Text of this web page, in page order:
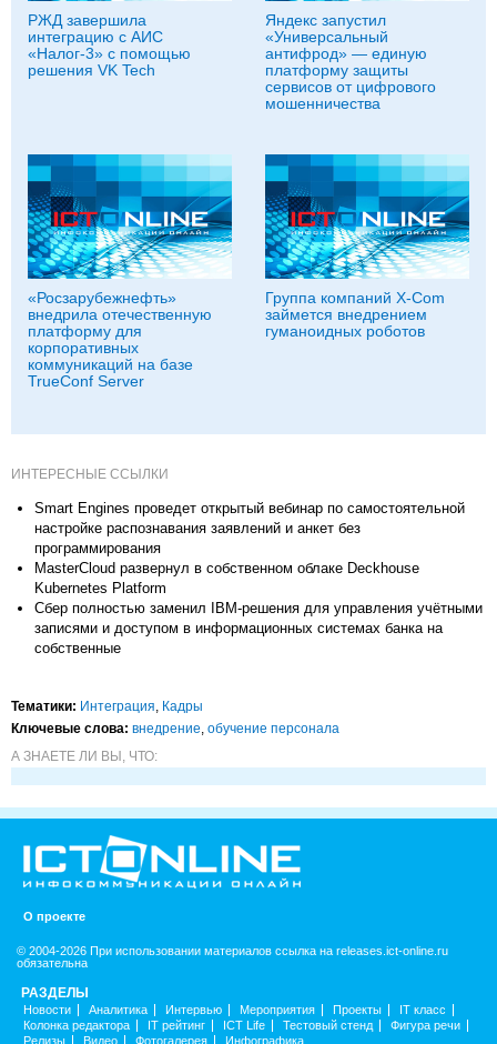
РЖД завершила
интеграцию с АИС
«Налог-3» с помощью
решения VK Tech
Яндекс запустил
«Универсальный
антифрод» — единую
платформу защиты
сервисов от цифрового
мошенничества
«Росзарубежнефть»
внедрила отечественную
платформу для
корпоративных
коммуникаций на базе
TrueConf Server
Группа компаний X-Com
займется внедрением
гуманоидных роботов
ИНТЕРЕСНЫЕ ССЫЛКИ
Smart Engines проведет открытый вебинар по самостоятельной
настройке распознавания заявлений и анкет без
программирования
MasterCloud развернул в собственном облаке Deckhouse
Kubernetes Platform
Сбер полностью заменил IBM-решения для управления учётными
записями и доступом в информационных системах банка на
собственные
Тематики: Интеграция, Кадры
Ключевые слова: внедрение, обучение персонала
А ЗНАЕТЕ ЛИ ВЫ, ЧТО:
О проекте
© 2004-2026 При использовании материалов ссылка на releases.ict-online.ru
обязательна
РАЗДЕЛЫ
Новости Аналитика Интервью Мероприятия Проекты
IT класс
Колонка редактора
IT рейтинг ICT Life Тестовый стенд
Фигура речи
Релизы
Видео Фотогалерея Инфографика